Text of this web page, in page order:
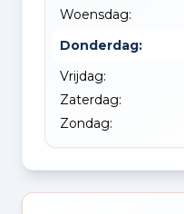
Woensdag:
Donderdag:
Vrijdag:
Zaterdag:
Zondag: